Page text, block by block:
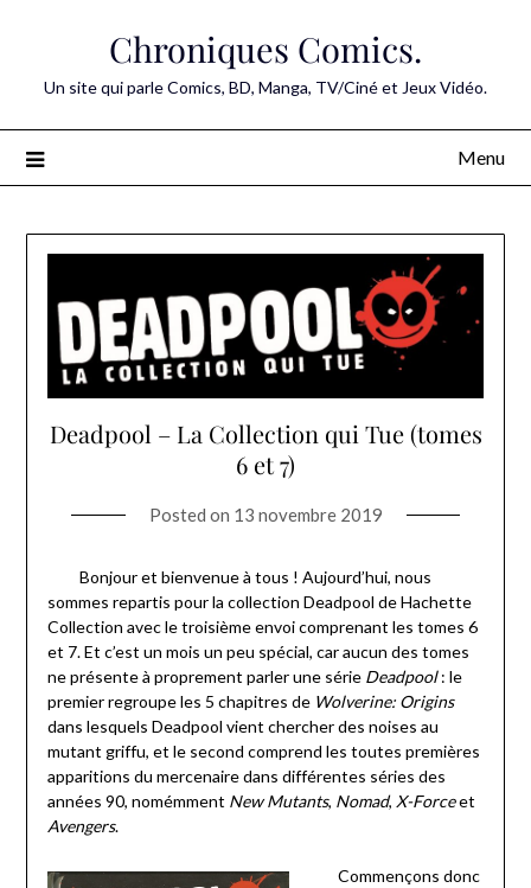
Chroniques Comics.
Un site qui parle Comics, BD, Manga, TV/Ciné et Jeux Vidéo.
Menu
Deadpool – La Collection qui Tue (tomes
6 et 7)
Posted on 13 novembre 2019
Bonjour et bienvenue à tous ! Aujourd’hui, nous
sommes repartis pour la collection Deadpool de Hachette
Collection avec le troisième envoi comprenant les tomes 6
et 7. Et c’est un mois un peu spécial, car aucun des tomes
ne présente à proprement parler une série Deadpool: le
premier regroupe les 5 chapitres de Wolverine: Origins
dans lesquels Deadpool vient chercher des noises au
mutant griffu, et le second comprend les toutes premières
apparitions du mercenaire dans différentes séries des
années 90, nomémment New Mutants, Nomad, X-Forceet
Avengers.
Commençons donc